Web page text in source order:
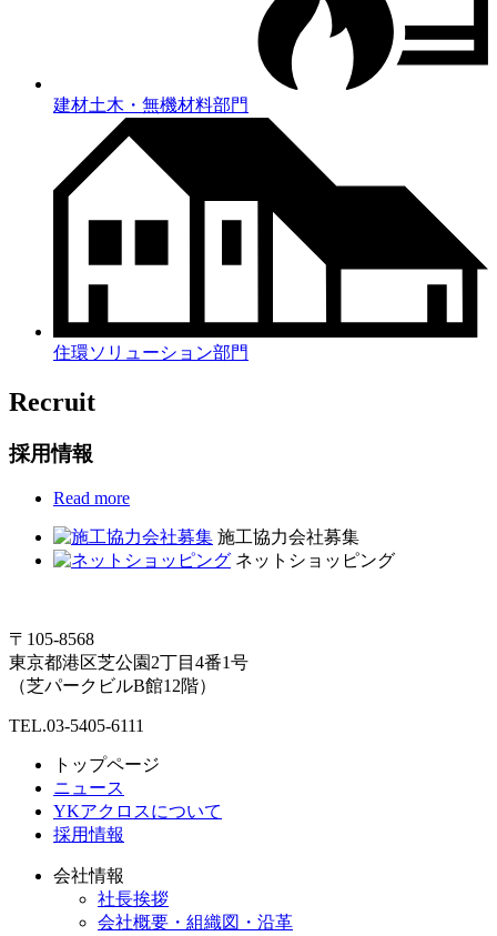
建材土木・無機材料部門
住環ソリューション部門
Recruit
採用情報
Read more
施工協力会社募集
ネットショッピング
〒105-8568
東京都港区芝公園2丁目4番1号
（芝パークビルB館12階）
TEL.03-5405-6111
トップページ
ニュース
YKアクロスについて
採用情報
会社情報
社長挨拶
会社概要・組織図・沿革